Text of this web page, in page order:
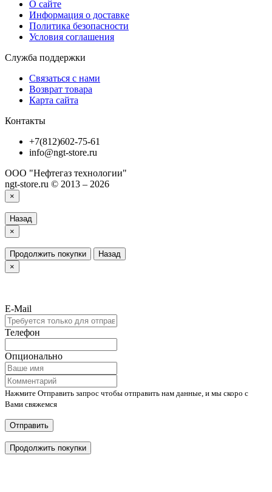
О сайте
Информация о доставке
Политика безопасности
Условия соглашения
Служба поддержки
Связаться с нами
Возврат товара
Карта сайта
Контакты
+7(812)602-75-61
info@ngt-store.ru
ООО "Нефтегаз технологии"
ngt-store.ru © 2013 – 2026
×
Назад
×
Продолжить покупки
Назад
×
E-Mail
Телефон
Опционально
Нажмите Отправить запрос чтобы отправить нам данные, и мы скоро с
Вами свяжемся
Отправить
Продолжить покупки